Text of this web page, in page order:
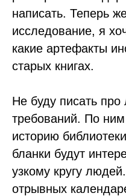
написать. Теперь
исследование, я
какие артефакты
старых книгах.
Не буду писать про
требований. По
историю
бланки будут
узкому кругу
отрывных